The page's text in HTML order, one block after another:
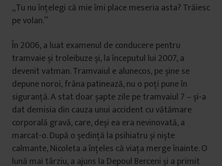
„Tu nu înțelegi că mie îmi place meseria asta? Trăiesc
pe volan.”
În 2006, a luat examenul de conducere pentru
tramvaie și troleibuze și, la începutul lui 2007, a
devenit vatman. Tramvaiul e alunecos, pe șine se
depune noroi, frâna patinează, nu o poți pune în
siguranță. A stat doar șapte zile pe tramvaiul 7 – și-a
dat demisia din cauza unui accident cu vătămare
corporală gravă, care, deși ea era nevinovată, a
marcat-o. După o ședință la psihiatru și niște
calmante, Nicoleta a înțeles că viața merge înainte. O
lună mai târziu, a ajuns la Depoul Berceni și a primit